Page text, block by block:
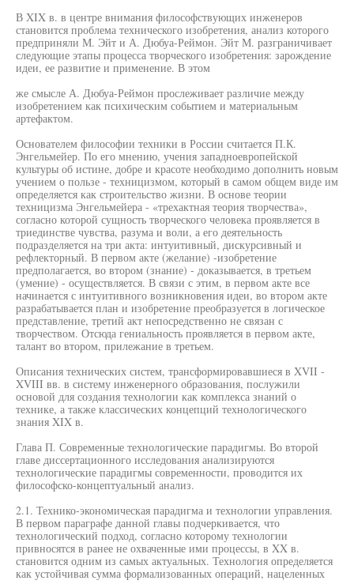
В XIX в. в центре внимания философствующих инженеров
становится проблема технического изобретения, анализ которого
предприняли М. Эйт и А. Дюбуа-Реймон. Эйт М. разграничивает
следующие этапы процесса творческого изобретения: зарождение
идеи, ее развитие и применение. В этом
же смысле А. Дюбуа-Реймон прослеживает различие между
изобретением как психическим событием и материальным
артефактом.
Основателем философии техники в России считается П.К.
Энгельмейер. По его мнению, учения западноевропейской
культуры об истине, добре и красоте необходимо дополнить новым
учением о пользе - техницизмом, который в самом общем виде им
определяется как строительство жизни. В основе теории
техницизма Энгельмейера - «трехактная теория творчества»,
согласно которой сущность творческого человека проявляется в
триединстве чувства, разума и воли, а его деятельность
подразделяется на три акта: интуитивный, дискурсивный и
рефлекторный. В первом акте (желание) -изобретение
предполагается, во втором (знание) - доказывается, в третьем
(умение) - осуществляется. В связи с этим, в первом акте все
начинается с интуитивного возникновения идеи, во втором акте
разрабатывается план и изобретение преобразуется в логическое
представление, третий акт непосредственно не связан с
творчеством. Отсюда гениальность проявляется в первом акте,
талант во втором, прилежание в третьем.
Описания технических систем, трансформировавшиеся в XVII -
XVIII вв. в систему инженерного образования, послужили
основой для создания технологии как комплекса знаний о
технике, а также классических концепций технологического
знания XIX в.
Глава П. Современные технологические парадигмы. Во второй
главе диссертационного исследования анализируются
технологические парадигмы современности, проводится их
философско-концептуальный анализ.
2.1. Технико-экономическая парадигма и технологии управления.
В первом параграфе данной главы подчеркивается, что
технологический подход, согласно которому технологии
привносятся в ранее не охваченные ими процессы, в XX в.
становится одним из самых актуальных. Технология определяется
как устойчивая сумма формализованных операций, нацеленных